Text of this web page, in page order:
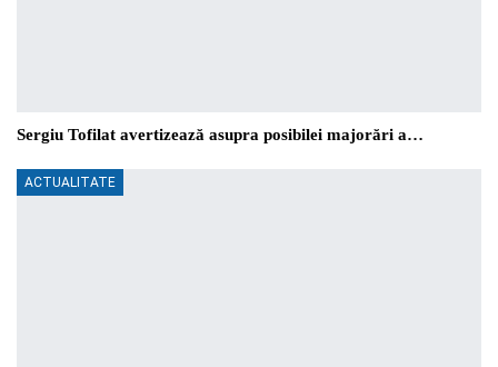
Sergiu Tofilat avertizează asupra posibilei majorări a…
ACTUALITATE